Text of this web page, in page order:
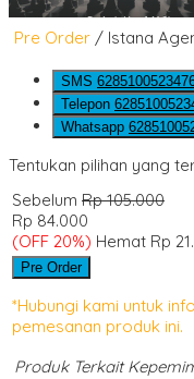
Pre Order / Istana
SMS
Telepon
Whatsapp
Tentukan pilihan yang
Sebelum Rp 105.000
Rp 84.000
(OFF 20%) Hemat Rp
Pre Order
*Hubungi kami untuk
pemesanan produk ini.
Produk Terkait